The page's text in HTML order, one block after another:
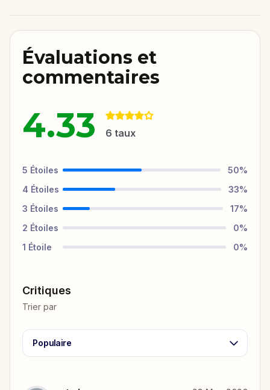
Évaluations et
commentaires
4.33 6 taux
5 Étoiles 50%
4 Étoiles 33%
3 Étoiles 17%
2 Étoiles 0%
1 Étoile 0%
Critiques
Trier par
Populaire